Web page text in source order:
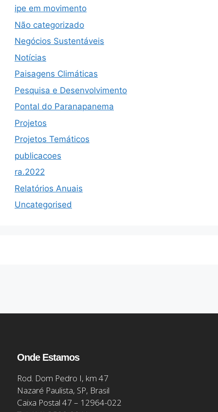
ipe em movimento
Não categorizado
Negócios Sustentáveis
Notícias
Paisagens Climáticas
Pesquisa e Desenvolvimento
Pontal do Paranapanema
Projetos
Projetos Temáticos
publicacoes
ra.2022
Relatórios Anuais
Uncategorised
Onde Estamos
Rod. Dom Pedro I, km 47
Nazaré Paulista, SP, Brasil
Caixa Postal 47 – 12964-022